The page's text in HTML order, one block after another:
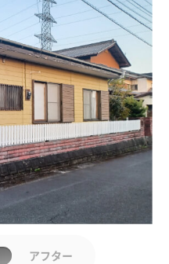
アフター